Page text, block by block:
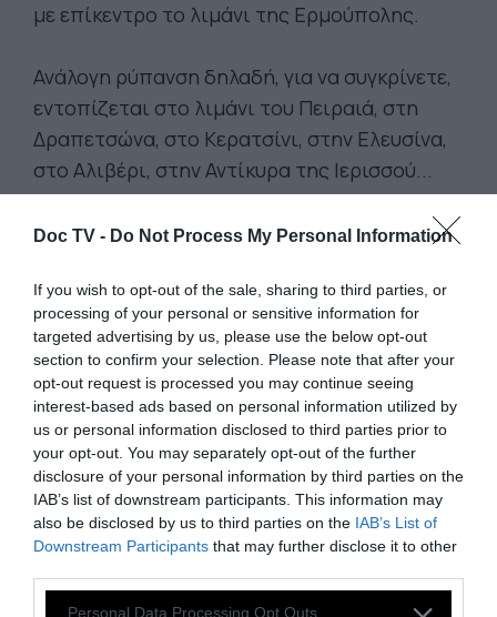
Doc TV - Do Not Process My Personal Information
If you wish to opt-out of the sale, sharing to third parties, or
processing of your personal or sensitive information for
targeted advertising by us, please use the below opt-out
section to confirm your selection. Please note that after your
opt-out request is processed you may continue seeing
interest-based ads based on personal information utilized by
us or personal information disclosed to third parties prior to
your opt-out. You may separately opt-out of the further
disclosure of your personal information by third parties on the
IAB’s list of downstream participants. This information may
also be disclosed by us to third parties on the IAB’s List of
Downstream Participants that may further disclose it to other
Personal Data Processing Opt Outs
με επίκεντρο το λιμάνι της Ερμούπολης.
Ανάλογη ρύπανση δηλαδή, για να συγκρίνετε,
εντοπίζεται στο λιμάνι του Πειραιά, στη
Δραπετσώνα, στο Κερατσίνι, στην Ελευσίνα,
στο Αλιβέρι, στην Αντίκυρα της Ιερισσού...
Τέτοιες διακρίσεις βοηθούν τις τουριστικές
επαναπαύουν τον κρατικό μηχανισμό και δεν
βελτιώνουν την ποιότητα ζωής των
εργαζομένων και των μόνιμων κατοίκων. Το
βίντεο και το σχόλιο ανήκει στον Αλέξανδρο
Μπίστη, Πολιτικό επιστήμονα και κάτοικο
Σύρου.